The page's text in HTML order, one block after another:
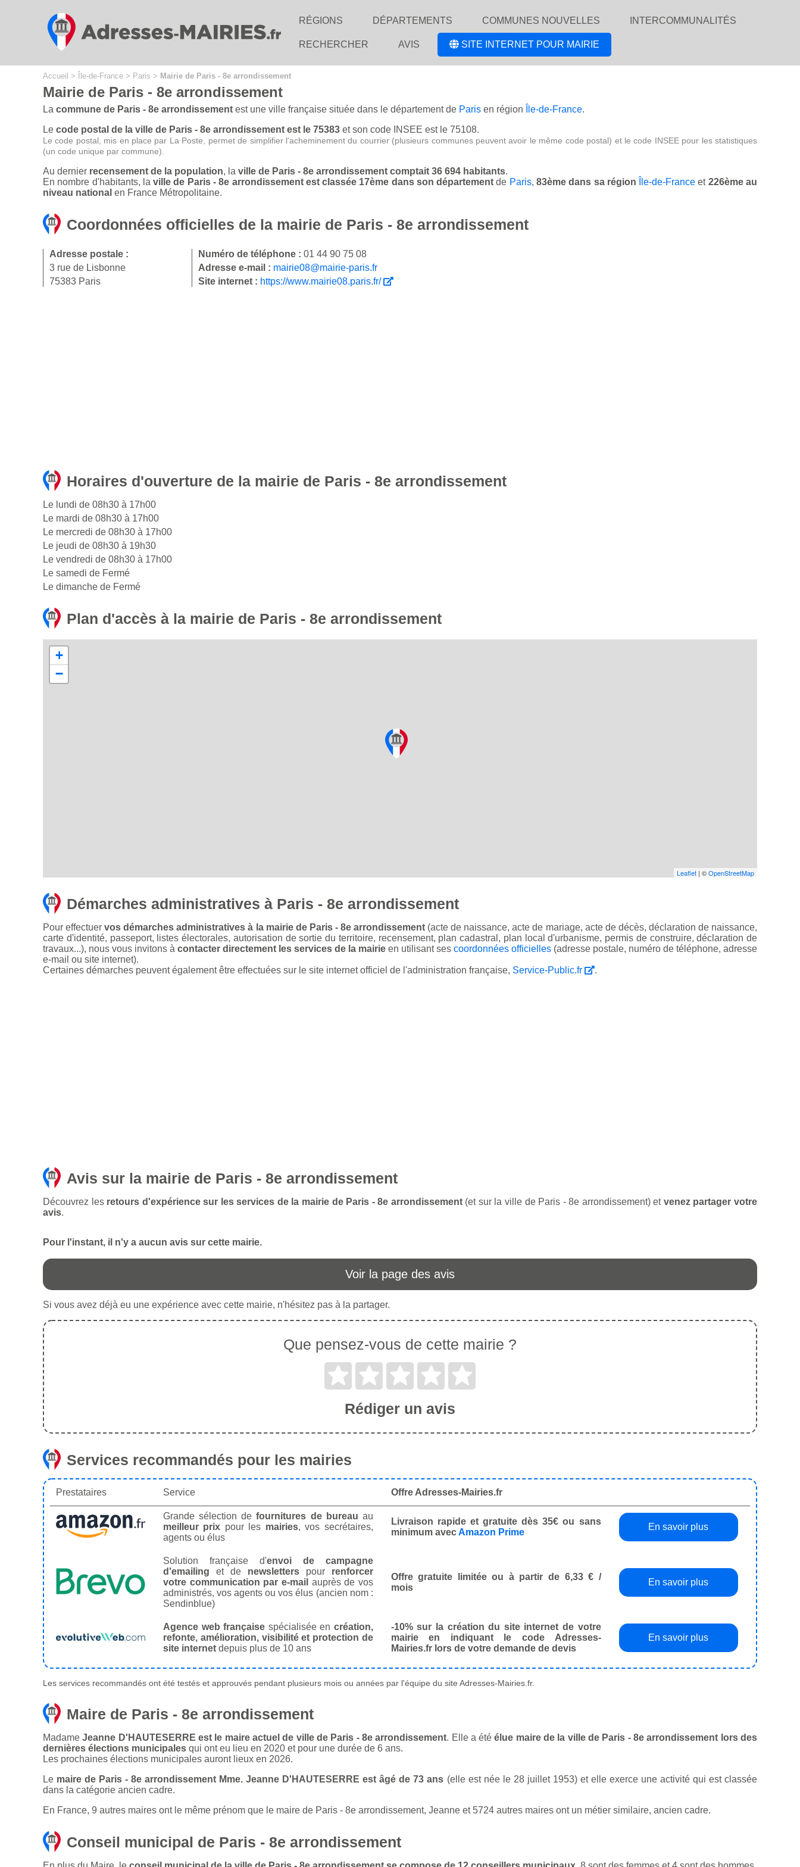
RÉGIONS DÉPARTEMENTS COMMUNES NOUVELLES INTERCOMMUNALITÉS
RECHERCHER AVIS SITE INTERNET POUR MAIRIE
Accueil > Île-de-France > Paris > Mairie de Paris - 8e arrondissement
Mairie de Paris - 8e arrondissement
La commune de Paris - 8e arrondissement est une ville française située dans le département de Paris en région Île-de-France.
Le code postal de la ville de Paris - 8e arrondissement est le 75383 et son code INSEE est le 75108.
Le code postal, mis en place par La Poste, permet de simplifier l'acheminement du courrier (plusieurs communes peuvent avoir le même code postal) et le code INSEE pour les statistiques
(un code unique par commune).
Au dernier recensement de la population, la ville de Paris - 8e arrondissement comptait 36 694 habitants.
En nombre d'habitants, laville de Paris - 8e arrondissement est classée 17ème dans son département de Paris,83ème dans sa région Île-de-France et 226ème au
niveau national en France Métropolitaine.
Coordonnées officielles de la mairie de Paris - 8e arrondissement
Adresse postale :
3 rue de Lisbonne
75383 Paris
Numéro de téléphone : 01 44 90 75 08
Adresse e-mail : mairie08@mairie-paris.fr
Site internet : https://www.mairie08.paris.fr/
Horaires d'ouverture de la mairie de Paris - 8e arrondissement
Le lundi de 08h30 à 17h00
Le mardi de 08h30 à 17h00
Le mercredi de 08h30 à 17h00
Le jeudi de 08h30 à 19h30
Le vendredi de 08h30 à 17h00
Le samedi de Fermé
Le dimanche de Fermé
Plan d'accès à la mairie de Paris - 8e arrondissement
+
−
Leaflet | ©OpenStreetMap
Démarches administratives à Paris - 8e arrondissement
Pour effectuervos démarches administratives à la mairie de Paris - 8e arrondissement (acte de naissance, acte de mariage, acte de décès, déclaration de naissance,
carte d'identité, passeport, listes électorales, autorisation de sortie du territoire, recensement, plan cadastral, plan local d'urbanisme, permis de construire, déclaration de
travaux...), nous vous invitons à contacter directement les services de la mairie en utilisant ses coordonnées officielles (adresse postale, numéro de téléphone, adresse
e-mail ou site internet).
Certaines démarches peuvent également être effectuées sur le site internet officiel de l'administration française, Service-Public.fr .
Avis sur la mairie de Paris - 8e arrondissement
Découvrez les retours d'expérience sur les services de la mairie de Paris - 8e arrondissement(et sur la ville de Paris - 8e arrondissement) et venez partager votre
avis.
Pour l'instant, il n'y a aucun avis sur cette mairie.
Voir la page des avis
Si vous avez déjà eu une expérience avec cette mairie, n'hésitez pas à la partager.
Que pensez-vous de cette mairie ?
Rédiger un avis
Services recommandés pour les mairies
Prestataires Service Offre Adresses-Mairies.fr
Grande sélection defournitures de bureau au
meilleur prix pour les mairies, vos secrétaires,
agents ou élus
Livraison rapide et gratuite dès 35€ ou sans
minimum avecAmazon Prime
En savoir plus
Solution française d'envoi de campagne
d'emailing et de newsletterspour renforcer
votre communication par e-mail auprès de vos
administrés, vos agents ou vos élus (ancien nom :
Sendinblue)
Offre gratuite limitée ou à partir de 6,33 € /
mois
En savoir plus
Agence web française spécialisée en création,
refonte, amélioration, visibilité et protection de
site internet depuis plus de 10 ans
-10% sur la création du site internet de votre
mairie en indiquant le code Adresses-
Mairies.fr lors de votre demande de devis
En savoir plus
Les services recommandés ont été testés et approuvés pendant plusieurs mois ou années par l'équipe du site Adresses-Mairies.fr.
Maire de Paris - 8e arrondissement
MadameJeanne D'HAUTESERRE est le maire actuel de ville de Paris - 8e arrondissement. Elle a étéélue maire de la ville de Paris - 8e arrondissement lors des
dernières élections municipales qui ont eu lieu en 2020 et pour une durée de 6 ans.
Les prochaines élections municipales auront lieux en 2026.
Le maire de Paris - 8e arrondissement Mme. Jeanne D'HAUTESERRE est âgé de 73 ans (elle est née le 28 juillet 1953) et elle exerce une activité qui est classée
dans la catégorie ancien cadre.
En France, 9 autres maires ont le même prénom que le maire de Paris - 8e arrondissement, Jeanne et 5724 autres maires ont un métier similaire, ancien cadre.
Conseil municipal de Paris - 8e arrondissement